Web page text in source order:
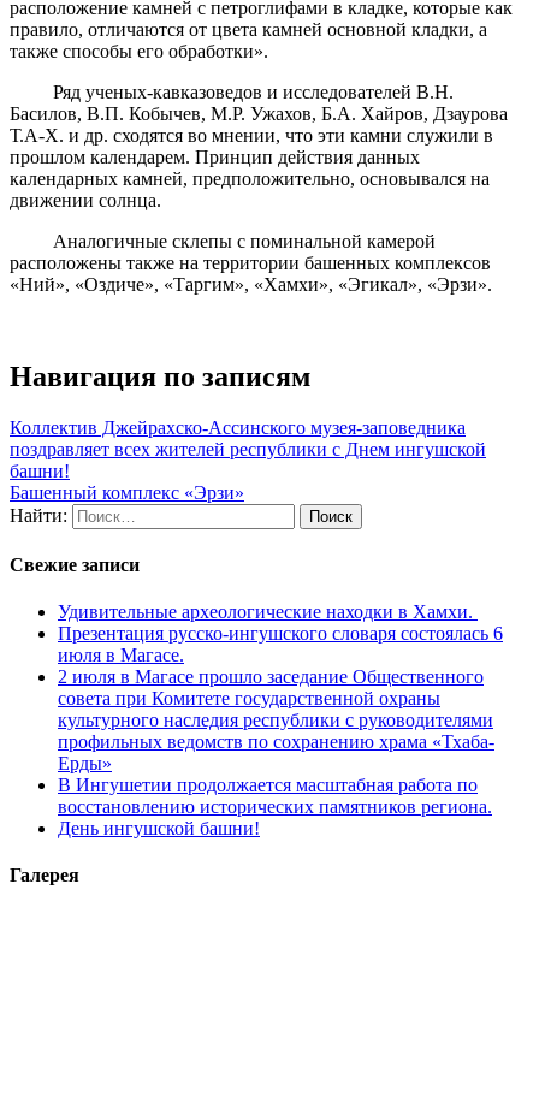
расположение камней с петроглифами в кладке, которые как
правило, отличаются от цвета камней основной кладки, а
также способы его обработки».
Ряд ученых-кавказоведов и исследователей В.Н.
Басилов, В.П. Кобычев, М.Р. Ужахов, Б.А. Хайров, Дзаурова
Т.А-Х. и др. сходятся во мнении, что эти камни служили в
прошлом календарем. Принцип действия данных
календарных камней, предположительно, основывался на
движении солнца.
Аналогичные склепы с поминальной камерой
расположены также на территории башенных комплексов
«Ний», «Оздиче», «Таргим», «Хамхи», «Эгикал», «Эрзи».
Навигация по записям
Коллектив Джейрахско-Ассинского музея-заповедника
поздравляет всех жителей республики с Днем ингушской
башни!
Башенный комплекс «Эрзи»
Найти:
Свежие записи
Удивительные археологические находки в Хамхи.
Презентация русско-ингушского словаря состоялась 6
июля в Магасе.
2 июля в Магасе прошло заседание Общественного
совета при Комитете государственной охраны
культурного наследия республики с руководителями
профильных ведомств по сохранению храма «Тхаба-
Ерды»
В Ингушетии продолжается масштабная работа по
восстановлению исторических памятников региона.
День ингушской башни!
Галерея